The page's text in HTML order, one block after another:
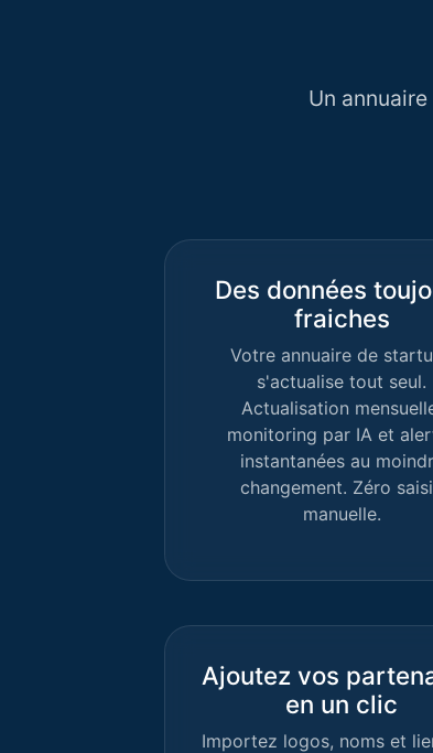
Un
Des données
fraiches
Votre annuaire de
s'actualise tout seul.
Actualisation
monitoring par IA et
instantanées au
changement. Zéro
manuelle.
Ajoutez vos
en un clic
Importez logos, noms et